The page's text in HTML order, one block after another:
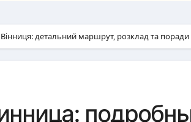
чтобы сформировать новую
полный гид по правилам
детальний маршрут, розклад та